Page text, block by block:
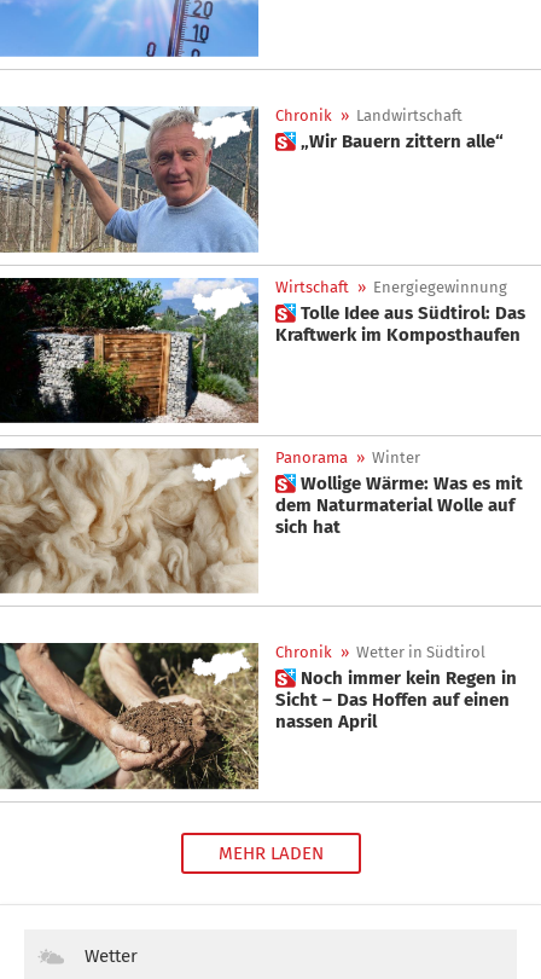
Chronik » Landwirtschaft
 „Wir Bauern zittern alle“
Wirtschaft » Energiegewinnung
 Tolle Idee aus Südtirol: Das
Kraftwerk im Komposthaufen
Panorama » Winter
 Wollige Wärme: Was es mit
dem Naturmaterial Wolle auf
sich hat
Chronik » Wetter in Südtirol
 Noch immer kein Regen in
Sicht – Das Hoffen auf einen
nassen April
MEHR LADEN
Wetter